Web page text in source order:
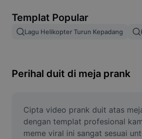
Gabungan imej
Ubah Saiz Imej
Penjana Meme
AI Text Remover
Templat Popular
Lagu Helikopter Turun Kepadang
Perihal duit di meja prank
Cipta video prank duit atas
dengan templat profesional
meme viral ini sangat sesuai